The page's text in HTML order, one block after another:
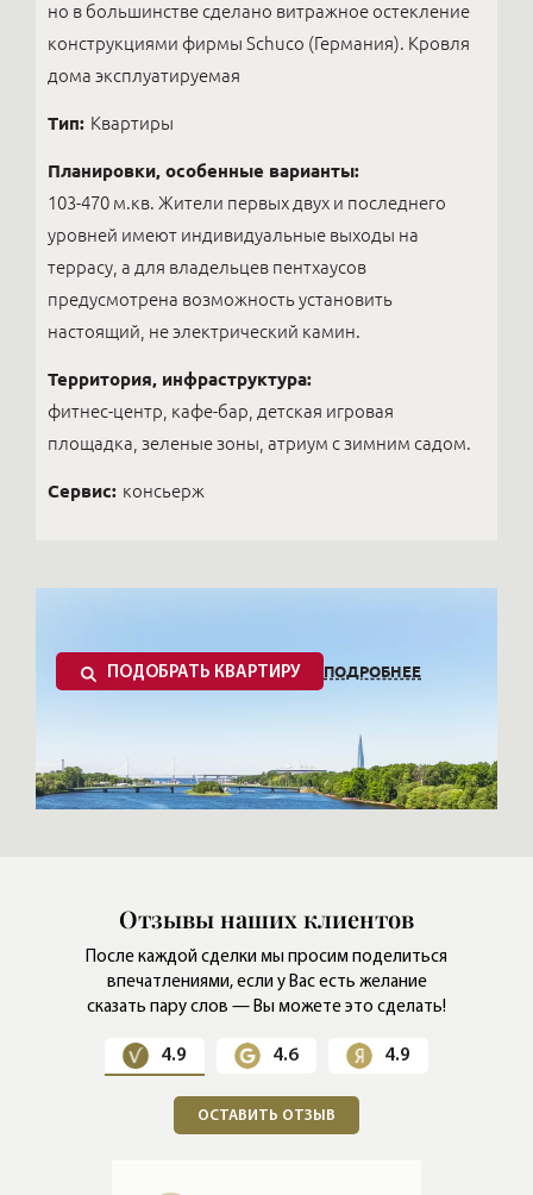
но в большинстве сделано витражное остекление
конструкциями фирмы Schuco (Германия). Кровля
дома эксплуатируемая
Тип: Квартиры
Планировки, особенные варианты:
103-470 м.кв. Жители первых двух и последнего
уровней имеют индивидуальные выходы на
террасу, а для владельцев пентхаусов
предусмотрена возможность установить
настоящий, не электрический камин.
Территория, инфраструктура:
фитнес-центр, кафе-бар, детская игровая
площадка, зеленые зоны, атриум с зимним садом.
Сервис: консьерж
ПОДОБРАТЬ КВАРТИРУ ПОДРОБНЕЕ
Отзывы наших клиентов
После каждой сделки мы просим поделиться
впечатлениями,если у Вас есть желание
сказать пару слов — Вы можете это сделать!
4.9 4.6 4.9
ОСТАВИТЬ ОТЗЫВ